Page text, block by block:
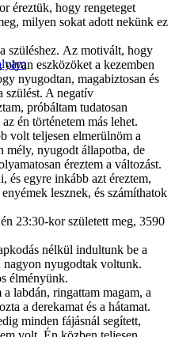
éreztük, hogy rengeteget
milyen sokat adott nekünk ez
szüléshez. Az motivált, hogy
eszközöket a kezemben
nyugodtan, magabiztosan és
szülést. A negatív
próbáltam tudatosan
én történetem más lehet.
volt teljesen elmerülnöm a
mély, nyugodt állapotba, de
éreztem a változást.
és egyre inkább azt éreztem,
lesznek, és számíthatok
23:30-kor született meg, 3590
nélkül indultunk be a
nyugodtak voltunk.
élményünk.
labdán, ringattam magam, a
a derekamat és a hátamat.
minden fájásnál segített,